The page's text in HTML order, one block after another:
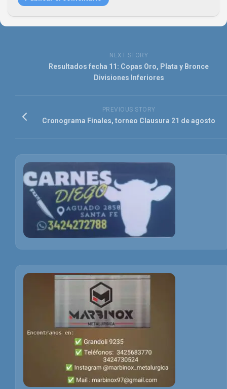
NEXT STORY
Resultados fecha 11: Copas Oro, Plata y Bronce
Divisiones Inferiores
PREVIOUS STORY
Cronograma Finales, torneo Clausura 21 de agosto